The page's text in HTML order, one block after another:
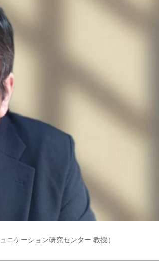
ニケーション研究センター 教授）